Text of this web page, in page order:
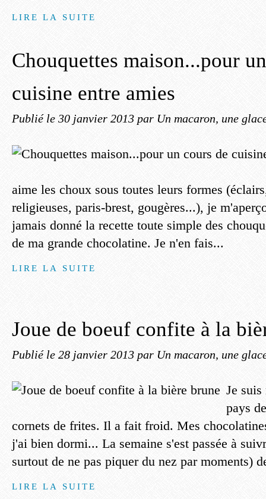
LIRE LA SUITE
Chouquettes maison...pour
cuisine entre amies
Publié le 30 janvier 2013 par Un macaron, une
aime les choux sous toutes leurs formes
religieuses, paris-brest, gougères...), je
jamais donné la recette toute simple des
de ma grande chocolatine. Je n'en fais...
LIRE LA SUITE
Joue de boeuf confite à la
Publié le 28 janvier 2013 par Un macaron, une
Je
pays
cornets de frites. Il a fait froid. Mes
j'ai bien dormi... La semaine s'est passée à
surtout de ne pas piquer du nez par moments)
LIRE LA SUITE